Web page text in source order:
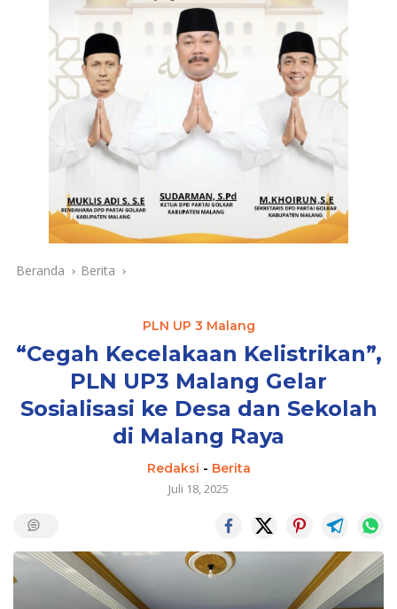
Beranda Berita
PLN UP 3 Malang
“Cegah Kecelakaan Kelistrikan”,
PLN UP3 Malang Gelar
Sosialisasi ke Desa dan Sekolah
di Malang Raya
Redaksi - Berita
Juli 18, 2025